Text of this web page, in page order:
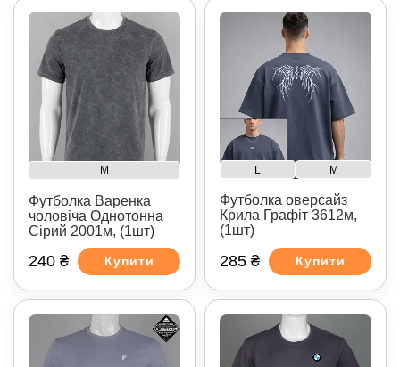
M
Футболка Варенка
чоловіча Однотонна
Сірий 2001м, (1шт)
240 ₴ Купити
L M
Футболка оверсайз
Крила Графіт 3612м,
(1шт)
285 ₴ Купити